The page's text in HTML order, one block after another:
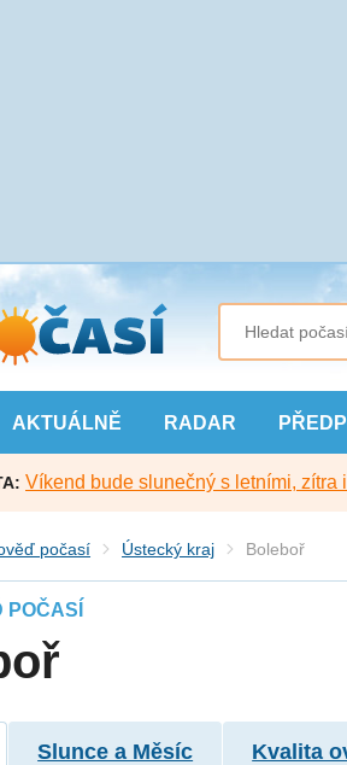
AKTUÁLNĚ RADAR
Víkend bude slunečný s letními, zítra
počasí Ústecký kraj Boleboř
POČASÍ
Slunce a Měsíc Kvalita